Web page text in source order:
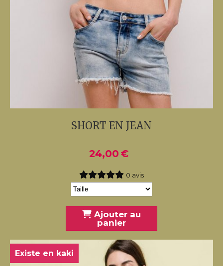
SHORT EN JEAN
24,00 €
0 avis
Ajouter au
panier
Existe en kaki